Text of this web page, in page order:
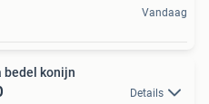
Vandaag
bedel konijn
Details